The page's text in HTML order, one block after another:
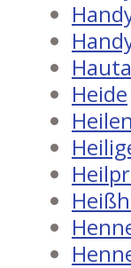
Heide